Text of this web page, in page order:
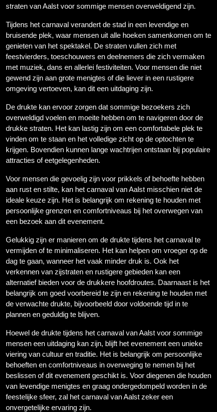
straten van Aalst voor sommige mensen overweldigend zijn.
Tijdens het carnaval verandert de stad in een levendige en
bruisende plek, waar mensen uit alle hoeken samenkomen om te
genieten van het spektakel. De straten vullen zich met
feestvierders, toeschouwers en deelnemers die zich vermaken
met muziek, dans en allerlei festiviteiten. Voor mensen die niet
gewend zijn aan grote menigtes of die liever in een rustigere
omgeving vertoeven, kan dit een uitdaging zijn.
De drukte kan ervoor zorgen dat sommige bezoekers zich
overweldigd voelen en moeite hebben om te navigeren door de
drukke straten. Het kan lastig zijn om een comfortabele plek te
vinden om te staan en het volledige zicht op de optochten te
krijgen. Bovendien kunnen lange wachtrijen ontstaan bij populaire
attracties of eetgelegenheden.
Voor mensen die gevoelig zijn voor prikkels of behoefte hebben
aan rust en stilte, kan het carnaval van Aalst misschien niet de
ideale keuze zijn. Het is belangrijk om rekening te houden met
persoonlijke grenzen en comfortniveaus bij het overwegen van
een bezoek aan dit evenement.
Gelukkig zijn er manieren om de drukte tijdens het carnaval te
vermijden of te minimaliseren. Het kan helpen om vroeger op de
dag te gaan, wanneer het vaak minder druk is. Ook het
verkennen van zijstraten en rustigere gebieden kan een
alternatief bieden voor de drukkere hoofdroutes. Daarnaast is het
belangrijk om goed voorbereid te zijn en rekening te houden met
de verwachte drukte, bijvoorbeeld door voldoende tijd in te
plannen en geduldig te blijven.
Hoewel de drukte tijdens het carnaval van Aalst voor sommige
mensen een uitdaging kan zijn, blijft het evenement een unieke
viering van cultuur en traditie. Het is belangrijk om persoonlijke
behoeften en comfortniveaus in overweging te nemen bij het
beslissen of dit evenement geschikt is. Voor diegenen die houden
van levendige menigtes en graag ondergedompeld worden in de
feestelijke sfeer, zal het carnaval van Aalst zeker een
onvergetelijke ervaring zijn.